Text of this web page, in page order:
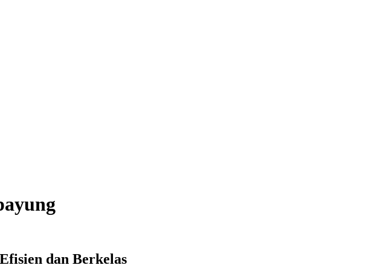
dan Berkelas